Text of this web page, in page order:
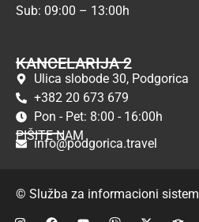
Sub: 09:00 – 13:00h
KANCELARIJA 2
Ulica slobode 30, Podgorica
+382 20 673 679
Pon - Pet: 8:00 - 16:00h
PIŠITE NAM
info@podgorica.travel
© Služba za informacioni sistem